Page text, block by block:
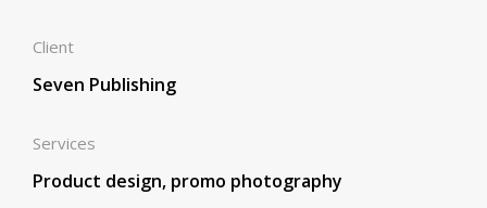
Client
Seven Publishing
Services
Product design, promo photography